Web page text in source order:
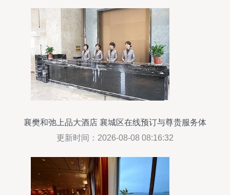
襄樊和弛上品大酒店 襄城区在线预订与尊贵服务体
验
更新时间：2026-08-08 08:16:32